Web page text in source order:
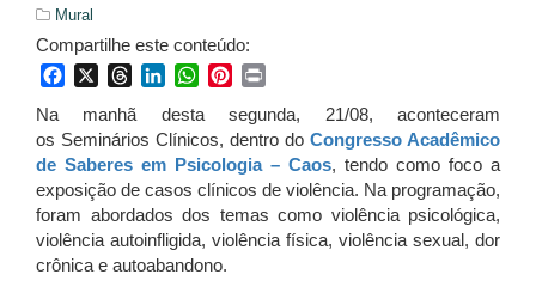
Mural
Compartilhe este conteúdo:
FacebookThreadsLinkedInWhatsApp
Pinterest
Na manhã desta segunda, 21/08, aconteceram
os Seminários Clínicos, dentro do Congresso Acadêmico
de Saberes em Psicologia – Caos, tendo como foco a
exposição de casos clínicos de violência. Na programação,
foram abordados dos temas como violência psicológica,
violência autoinfligida, violência física, violência sexual, dor
crônica e autoabandono.